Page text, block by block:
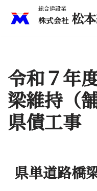
コ
ツ
へ
ス
キ
ッ
松
令和７年
梁維持（
県債工事
県単道路橋